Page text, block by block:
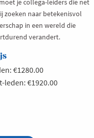
je collega-leiders die net
zoeken naar betekenisvol
in een wereld die
verandert.
€1280.00
leden: €1920.00